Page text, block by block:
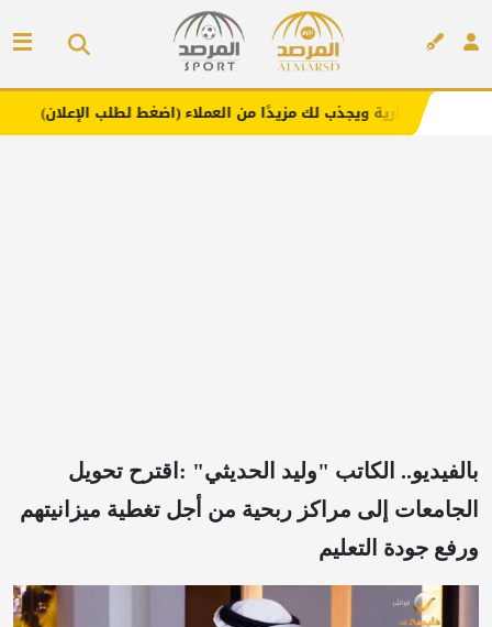
مفارش لك مزيدًا من العملاء (اضغط لطلب الإعلان)
بالفيديو.. الكاتب "وليد الحديثي" :اقترح تحويل
الجامعات إلى مراكز ربحية من أجل تغطية ميزانيتهم
ورفع جودة التعليم